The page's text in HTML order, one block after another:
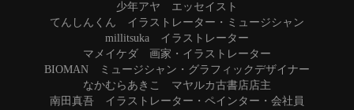
少年アヤ エッセイスト
てんしんくん イラストレーター・ミュージシャン
millitsuka イラストレーター
マメイケダ 画家・イラストレーター
BIOMAN ミュージシャン・グラフィックデザイナー
なかむらあきこ マヤルカ古書店店主
南田真吾 イラストレーター・ペインター・会社員